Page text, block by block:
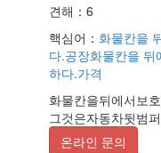
견해：6
핵심어： 화물칸을
다.공장화물칸을 뒤
하다.가격
화물칸을뒤에서보
그것은자동차뒷범
온라인 문의